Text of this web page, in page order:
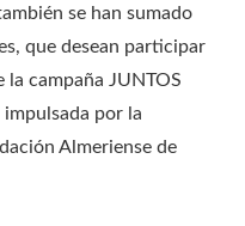
se han sumado
que desean participar
la campaña JUNTOS
por la
Almeriense de